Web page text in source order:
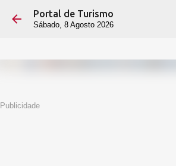
Avançar para o conteúdo
Portal de Turismo
Sábado, 8 Agosto 2026
Publicidade